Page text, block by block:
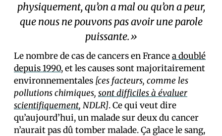
physiquement, qu’on a mal ou qu’on a peur,
que nous ne pouvons pas avoir une parole
puissante.»
Le nombre de cas de cancers en Francea doublé
depuis 1990, et les causes sont majoritairement
environnementales [ces facteurs, comme les
pollutions chimiques, sont difficiles à évaluer
scientifiquement, NDLR]. Ce qui veut dire
qu’aujourd’hui, un malade sur deux du cancer
n’aurait pas dû tomber malade. Ça glace le sang,